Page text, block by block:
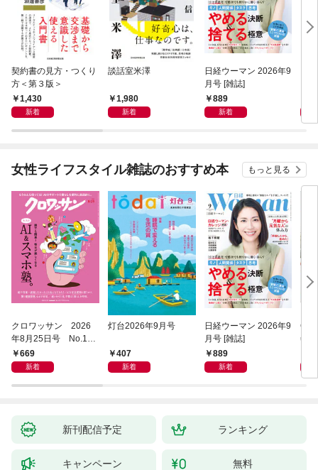
契約書の見方・つくり
方＜第３版＞
1,430
新着
談話室米澤
1,980
新着
日経ウーマン 2026年9
月号 [雑誌]
889
新着
女性ライフスタイル雑誌のおすすめ本 もっと見る
クロワッサン 2026
年8月25日号 No.117
1 [大人のAI＆スマホ
塾。]
669
新着
灯台2026年9月号
407
新着
日経ウーマン 2026年9
月号 [雑誌]
889
新着
年9
新刊配信予定 ランキング
キャンペーン 無料